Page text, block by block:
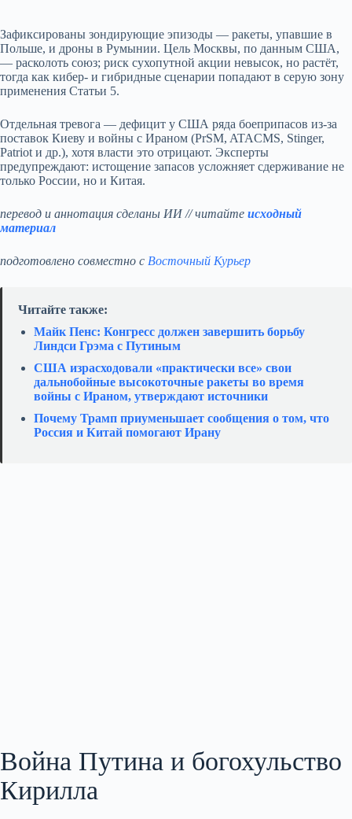
Зафиксированы зондирующие эпизоды — ракеты, упавшие в
Польше, и дроны в Румынии. Цель Москвы, по данным США,
— расколоть союз; риск сухопутной акции невысок, но растёт,
тогда как кибер- и гибридные сценарии попадают в серую зону
применения Статьи 5.
Отдельная тревога — дефицит у США ряда боеприпасов из‑за
поставок Киеву и войны с Ираном (PrSM, ATACMS, Stinger,
Patriot и др.), хотя власти это отрицают. Эксперты
предупреждают: истощение запасов усложняет сдерживание не
только России, но и Китая.
перевод и аннотация сделаны ИИ // читайте исходный
материал
подготовлено совместно с Восточный Курьер
Читайте также:
Майк Пенс: Конгресс должен завершить борьбу
Линдси Грэма с Путиным
США израсходовали «практически все» свои
дальнобойные высокоточные ракеты во время
войны с Ираном, утверждают источники
Почему Трамп приуменьшает сообщения о том, что
Россия и Китай помогают Ирану
Война Путина и богохульство
Кирилла